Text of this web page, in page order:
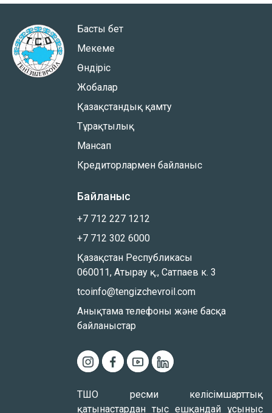
Басты бет
Мекеме
Өндіріс
Жобалар
Қазақстандық қамту
Тұрақтылық
Мансап
Кредиторлармен байланыс
Байланыс
+7 712 227 1212
+7 712 302 6000
Қазақстан Республикасы
060011, Атырау қ., Сатпаев к. 3
tcoinfo@tengizchevroil.com
Анықтама телефоны және басқа
байланыстар
ТШО ресми келісімшарттық
қатынастардан тыс ешқандай ұсыныс